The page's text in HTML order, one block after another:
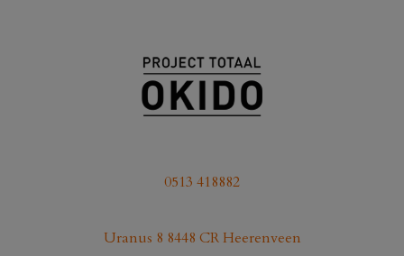
0513 418882
Uranus 8 8448 CR Heerenveen